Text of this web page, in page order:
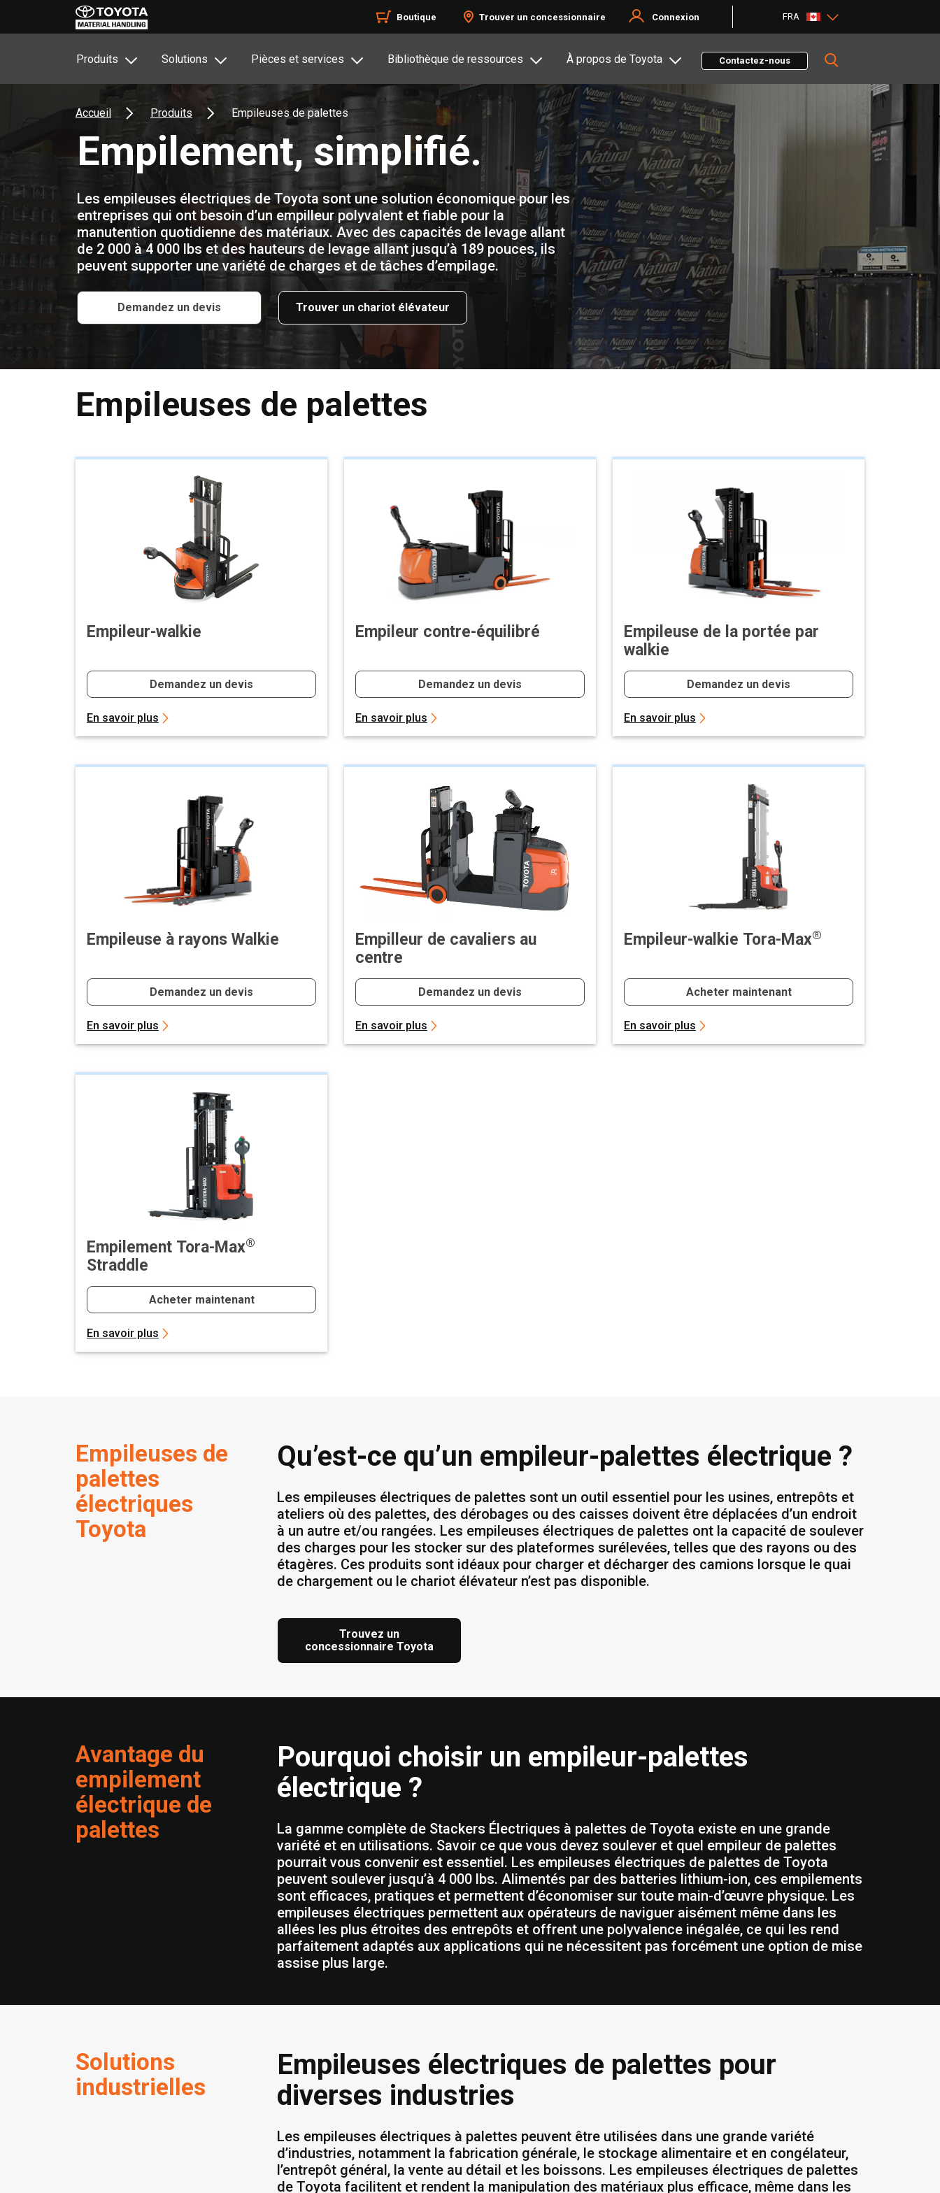
Boutique Trouver un concessionnaire Connexion FRA
Produits Solutions Pièces et services Bibliothèque de ressources À propos de Toyota Contactez-nous
Accueil Produits Empileuses de palettes
Empilement, simplifié.
Les empileuses électriques de Toyota sont une solution économique pour les
entreprises qui ont besoin d’un empilleur polyvalent et fiable pour la
manutention quotidienne des matériaux. Avec des capacités de levage allant
de 2 000 à 4 000 lbs et des hauteurs de levage allant jusqu’à 189 pouces, ils
peuvent supporter une variété de charges et de tâches d’empilage.
Demandez un devis Trouver un chariot élévateur
Empileuses de palettes
Empileur-walkie
Demandez un devis
En savoir plus
Empileur contre-équilibré
Demandez un devis
En savoir plus
Empileuse de la portée par
walkie
Demandez un devis
En savoir plus
Empileuse à rayons Walkie
Demandez un devis
En savoir plus
Empilleur de cavaliers au
centre
Demandez un devis
En savoir plus
Empileur-walkie Tora-Max®
Acheter maintenant
En savoir plus
Empilement Tora-Max®
Straddle
Acheter maintenant
En savoir plus
Empileuses de
palettes
électriques
Toyota
Qu’est-ce qu’un empileur-palettes électrique ?
Les empileuses électriques de palettes sont un outil essentiel pour les usines, entrepôts et
ateliers où des palettes, des dérobages ou des caisses doivent être déplacées d’un endroit
à un autre et/ou rangées. Les empileuses électriques de palettes ont la capacité de soulever
des charges pour les stocker sur des plateformes surélevées, telles que des rayons ou des
étagères. Ces produits sont idéaux pour charger et décharger des camions lorsque le quai
de chargement ou le chariot élévateur n’est pas disponible.
Trouvez un
concessionnaire Toyota
Avantage du
empilement
électrique de
palettes
Pourquoi choisir un empileur-palettes
électrique ?
La gamme complète de Stackers Électriques à palettes de Toyota existe en une grande
variété et en utilisations. Savoir ce que vous devez soulever et quel empileur de palettes
pourrait vous convenir est essentiel. Les empileuses électriques de palettes de Toyota
peuvent soulever jusqu’à 4 000 lbs. Alimentés par des batteries lithium-ion, ces empilements
sont efficaces, pratiques et permettent d’économiser sur toute main-d’œuvre physique. Les
empileuses électriques permettent aux opérateurs de naviguer aisément même dans les
allées les plus étroites des entrepôts et offrent une polyvalence inégalée, ce qui les rend
parfaitement adaptés aux applications qui ne nécessitent pas forcément une option de mise
assise plus large.
Solutions
industrielles
Empileuses électriques de palettes pour
diverses industries
Les empileuses électriques à palettes peuvent être utilisées dans une grande variété
d’industries, notamment la fabrication générale, le stockage alimentaire et en congélateur,
l’entrepôt général, la vente au détail et les boissons. Les empileuses électriques de palettes
de Toyota facilitent et rendent la manipulation des matériaux plus efficace, même dans les